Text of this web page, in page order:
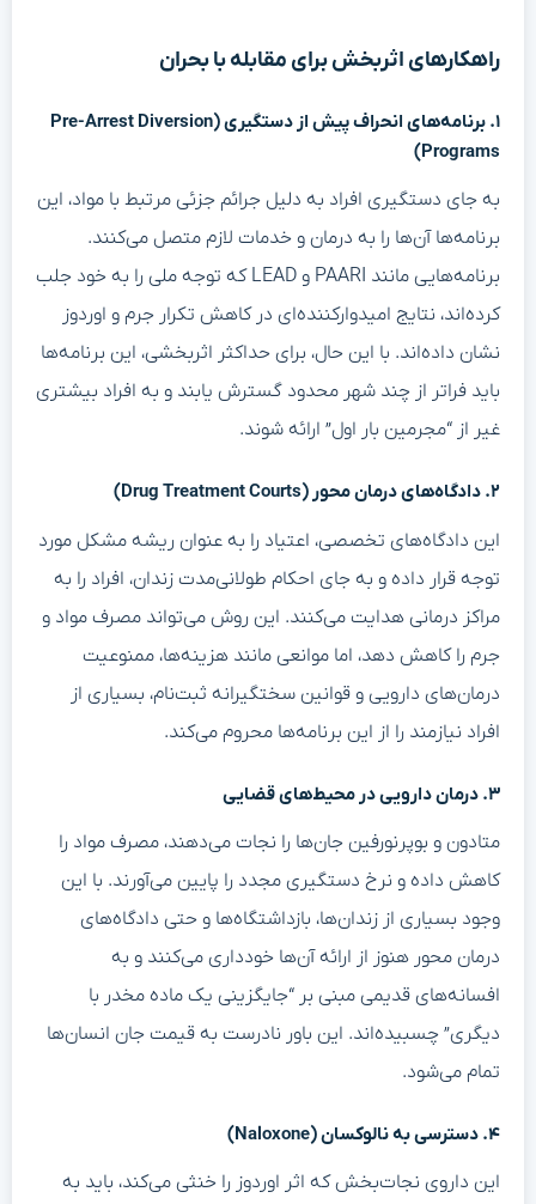
راهکارهای اثربخش برای مقابله با بحران
۱. برنامه‌های انحراف پیش از دستگیری (Pre-Arrest Diversion
Programs)
به جای دستگیری افراد به دلیل جرائم جزئی مرتبط با مواد، این
برنامه‌ها آن‌ها را به درمان و خدمات لازم متصل می‌کنند.
برنامه‌هایی مانند PAARI و LEAD که توجه ملی را به خود جلب
کرده‌اند، نتایج امیدوارکننده‌ای در کاهش تکرار جرم و اوردوز
نشان داده‌اند. با این حال، برای حداکثر اثربخشی، این برنامه‌ها
باید فراتر از چند شهر محدود گسترش یابند و به افراد بیشتری
غیر از “مجرمین بار اول” ارائه شوند.
۲. دادگاه‌های درمان محور (Drug Treatment Courts)
این دادگاه‌های تخصصی، اعتیاد را به عنوان ریشه مشکل مورد
توجه قرار داده و به جای احکام طولانی‌مدت زندان، افراد را به
مراکز درمانی هدایت می‌کنند. این روش می‌تواند مصرف مواد و
جرم را کاهش دهد، اما موانعی مانند هزینه‌ها، ممنوعیت
درمان‌های دارویی و قوانین سختگیرانه ثبت‌نام، بسیاری از
افراد نیازمند را از این برنامه‌ها محروم می‌کند.
۳. درمان دارویی در محیط‌های قضایی
متادون و بوپرنورفین جان‌ها را نجات می‌دهند، مصرف مواد را
کاهش داده و نرخ دستگیری مجدد را پایین می‌آورند. با این
وجود بسیاری از زندان‌ها، بازداشتگاه‌ها و حتی دادگاه‌های
درمان محور هنوز از ارائه آن‌ها خودداری می‌کنند و به
افسانه‌های قدیمی مبنی بر “جایگزینی یک ماده مخدر با
دیگری” چسبیده‌اند. این باور نادرست به قیمت جان انسان‌ها
تمام می‌شود.
۴. دسترسی به نالوکسان (Naloxone)
این داروی نجات‌بخش که اثر اوردوز را خنثی می‌کند، باید به